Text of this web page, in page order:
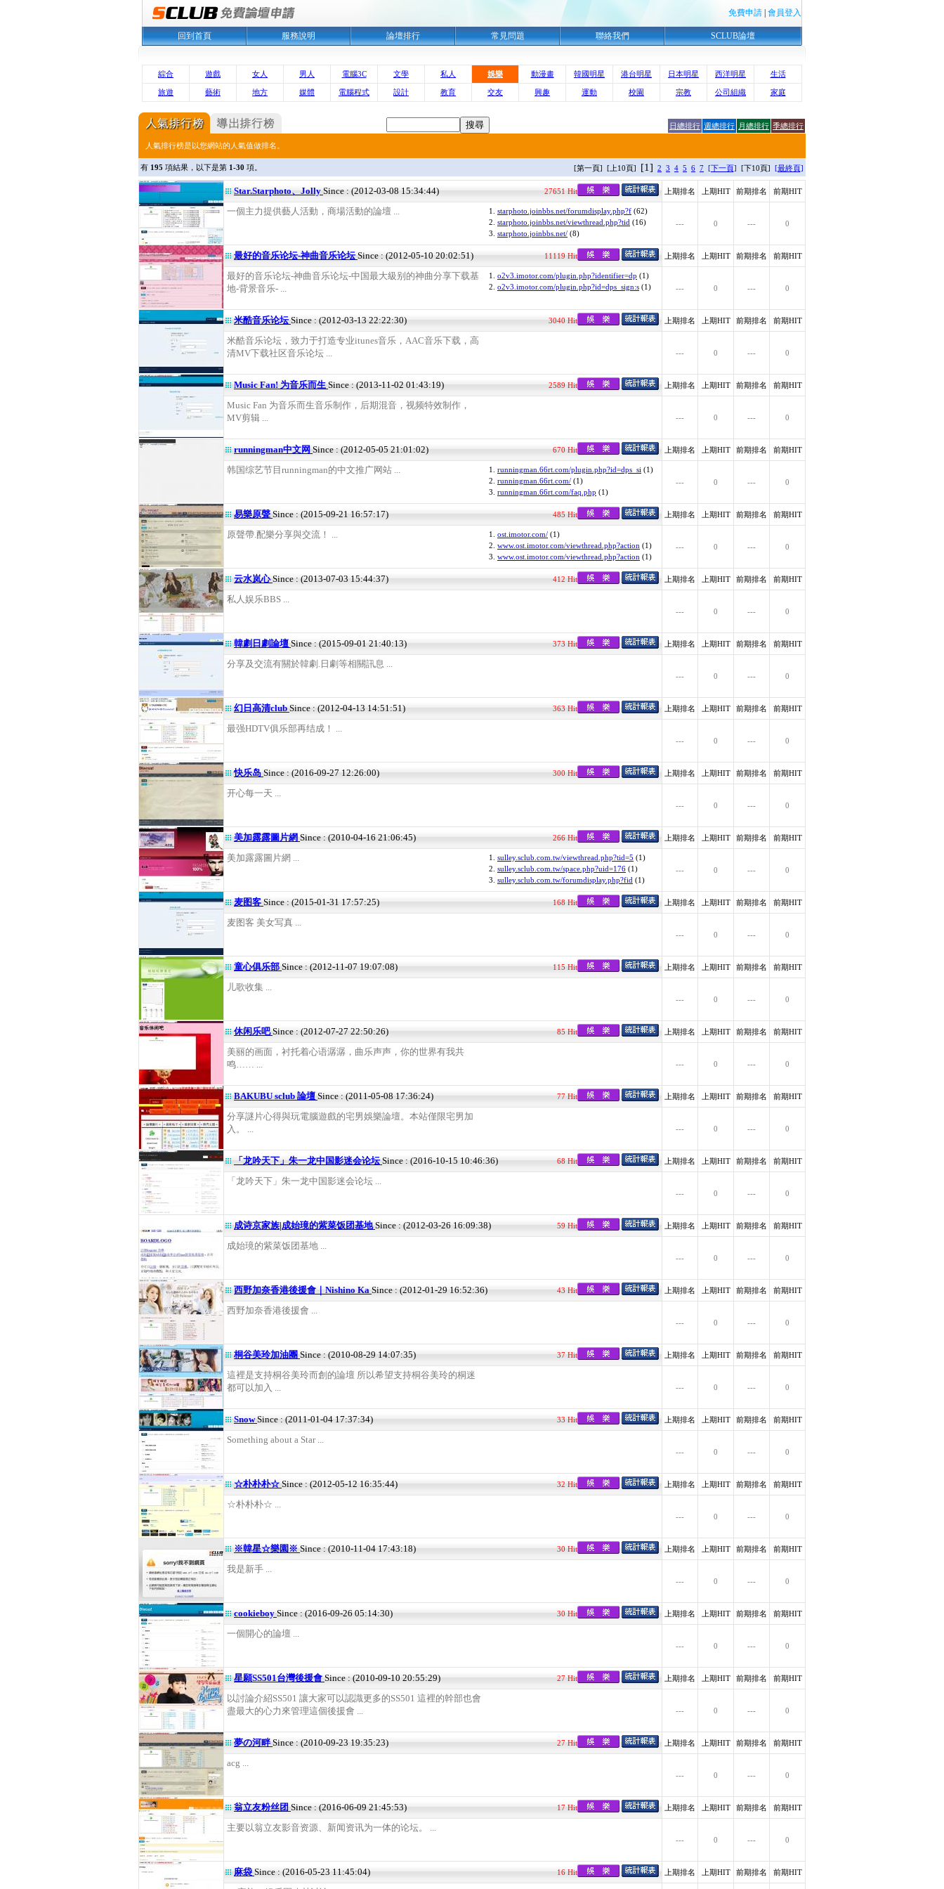
免費申請 會員登入
回到首頁 服務說明 論壇排行 常見問題 聯絡我們 SCLUB論壇
綜合 遊戲 女人 男人 電腦3C 文學 私人 娛樂 動漫畫 韓國明星 港台明星 日本明星 西洋明星 生活
旅遊 藝術 地方 媒體 電腦程式 設計 教育 交友 興趣 運動 校園 宗教 公司組織 家庭
日總排行 週總排行 月總排行 季總排行
人氣排行榜是以您網站的人氣值做排名。
有 195 項結果，以下是第 1-30 項。 [第一頁] [上10頁] [1] 2 3 4 5 6 7 [下一頁] [下10頁] [最終頁]
Star.Starphoto、Jolly Since : (2012-03-08 15:34:44) 27651 Hit 上期排名 上期HIT 前期排名 前期HIT
一個主力提供藝人活動，商場活動的論壇 ... 1. starphoto.joinbbs.net/forumdisplay.php?f (62)
2. starphoto.joinbbs.net/viewthread.php?tid (16)
3. starphoto.joinbbs.net/ (8)
--- 0 --- 0
最好的音乐论坛-神曲音乐论坛Since : (2012-05-10 20:02:51) 11119 Hit 上期排名 上期HIT 前期排名 前期HIT
最好的音乐论坛-神曲音乐论坛-中国最大級别的神曲分享下载基
地-背景音乐- ...
1. o2v3.imotor.com/plugin.php?identifier=dp (1)
2. o2v3.imotor.com/plugin.php?id=dps_sign:s (1) --- 0 --- 0
米酷音乐论坛Since : (2012-03-13 22:22:30) 3040 Hit 上期排名 上期HIT 前期排名 前期HIT
米酷音乐论坛，致力于打造专业itunes音乐，AAC音乐下载，高
清MV下载社区音乐论坛 ...
--- 0 --- 0
Music Fan! 为音乐而生 Since : (2013-11-02 01:43:19) 2589 Hit 上期排名 上期HIT 前期排名 前期HIT
Music Fan 为音乐而生音乐制作，后期混音，视频特效制作，
MV剪辑 ...
--- 0 --- 0
runningman中文网 Since : (2012-05-05 21:01:02) 670 Hit 上期排名 上期HIT 前期排名 前期HIT
韩国综艺节目runningman的中文推广网站 ... 1. runningman.66rt.com/plugin.php?id=dps_si (1)
2. runningman.66rt.com/ (1)
3. runningman.66rt.com/faq.php (1)
--- 0 --- 0
易樂原聲 Since : (2015-09-21 16:57:17) 485 Hit 上期排名 上期HIT 前期排名 前期HIT
原聲帶.配樂分享與交流！ ... 1. ost.imotor.com/ (1)
2. www.ost.imotor.com/viewthread.php?action (1)
3. www.ost.imotor.com/viewthread.php?action (1)
--- 0 --- 0
云水岚心Since : (2013-07-03 15:44:37) 412 Hit 上期排名 上期HIT 前期排名 前期HIT
私人娱乐BBS ...
--- 0 --- 0
韓劇日劇論壇 Since : (2015-09-01 21:40:13) 373 Hit 上期排名 上期HIT 前期排名 前期HIT
分享及交流有關於韓劇.日劇等相關訊息 ...
--- 0 --- 0
幻日高清club Since : (2012-04-13 14:51:51) 363 Hit 上期排名 上期HIT 前期排名 前期HIT
最强HDTV俱乐部再结成！ ...
--- 0 --- 0
快乐岛 Since : (2016-09-27 12:26:00) 300 Hit 上期排名 上期HIT 前期排名 前期HIT
开心每一天 ...
--- 0 --- 0
美加露露圖片網 Since : (2010-04-16 21:06:45) 266 Hit 上期排名 上期HIT 前期排名 前期HIT
美加露露圖片網 ... 1. sulley.sclub.com.tw/viewthread.php?tid=5 (1)
2. sulley.sclub.com.tw/space.php?uid=176 (1)
3. sulley.sclub.com.tw/forumdisplay.php?fid (1)
--- 0 --- 0
麦图客Since : (2015-01-31 17:57:25) 168 Hit 上期排名 上期HIT 前期排名 前期HIT
麦图客 美女写真 ...
--- 0 --- 0
童心俱乐部 Since : (2012-11-07 19:07:08) 115 Hit 上期排名 上期HIT 前期排名 前期HIT
儿歌收集 ...
--- 0 --- 0
休闲乐吧Since : (2012-07-27 22:50:26) 85 Hit 上期排名 上期HIT 前期排名 前期HIT
美丽的画面，衬托着心语潺潺，曲乐声声，你的世界有我共
鸣…… ...
--- 0 --- 0
BAKUBU sclub 論壇 Since : (2011-05-08 17:36:24) 77 Hit 上期排名 上期HIT 前期排名 前期HIT
分享謎片心得與玩電腦遊戲的宅男娛樂論壇。本站僅限宅男加
入。 ...
--- 0 --- 0
「龙吟天下」朱一龙中国影迷会论坛Since : (2016-10-15 10:46:36) 68 Hit 上期排名 上期HIT 前期排名 前期HIT
「龙吟天下」朱一龙中国影迷会论坛 ...
--- 0 --- 0
成诗京家族|成始璄的紫菜饭团基地Since : (2012-03-26 16:09:38) 59 Hit 上期排名 上期HIT 前期排名 前期HIT
成始璄的紫菜饭团基地 ...
--- 0 --- 0
西野加奈香港後援會｜Nishino Ka Since : (2012-01-29 16:52:36) 43 Hit 上期排名 上期HIT 前期排名 前期HIT
西野加奈香港後援會 ...
--- 0 --- 0
桐谷美玲加油團 Since : (2010-08-29 14:07:35) 37 Hit 上期排名 上期HIT 前期排名 前期HIT
這裡是支持桐谷美玲而創的論壇 所以希望支持桐谷美玲的桐迷
都可以加入 ...
--- 0 --- 0
SnowSince : (2011-01-04 17:37:34) 33 Hit 上期排名 上期HIT 前期排名 前期HIT
Something about a Star ...
--- 0 --- 0
☆朴朴朴☆ Since : (2012-05-12 16:35:44) 32 Hit 上期排名 上期HIT 前期排名 前期HIT
☆朴朴朴☆ ...
--- 0 --- 0
※韓星☆樂園※ Since : (2010-11-04 17:43:18) 30 Hit 上期排名 上期HIT 前期排名 前期HIT
我是新手 ...
--- 0 --- 0
cookieboy Since : (2016-09-26 05:14:30) 30 Hit 上期排名 上期HIT 前期排名 前期HIT
一個開心的論壇 ...
--- 0 --- 0
星願SS501台灣後援會 Since : (2010-09-10 20:55:29) 27 Hit 上期排名 上期HIT 前期排名 前期HIT
以討論介紹SS501 讓大家可以認識更多的SS501 這裡的幹部也會
盡最大的心力來管理這個後援會 ...
--- 0 --- 0
夢の河畔Since : (2010-09-23 19:35:23) 27 Hit 上期排名 上期HIT 前期排名 前期HIT
acg ...
--- 0 --- 0
翁立友粉丝团 Since : (2016-06-09 21:45:53) 17 Hit 上期排名 上期HIT 前期排名 前期HIT
主要以翁立友影音资源、新闻资讯为一体的论坛。 ...
--- 0 --- 0
麻袋 Since : (2016-05-23 11:45:04) 16 Hit 上期排名 上期HIT 前期排名 前期HIT